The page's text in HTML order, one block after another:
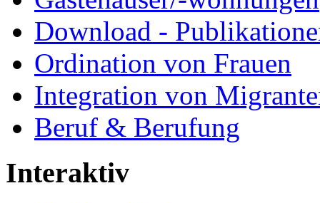
Download -
Ordination von Frauen
Integration von
Beruf & Berufung
Interaktiv